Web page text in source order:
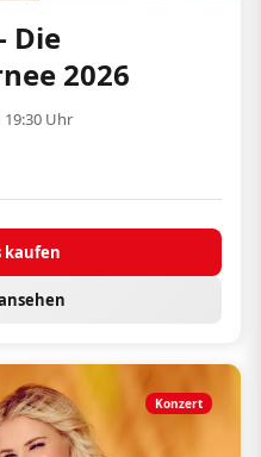
Die
2026
19:30 Uhr
kaufen
Konzert